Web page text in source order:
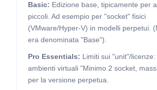
Basic: Edizione base, tipicamente per
piccoli. Ad esempio per "socket" fisici
(VMware/Hyper-V) in modelli perpetui.
era denominata "Base").
Pro Essentials: Limiti sui "unit"/
ambienti virtuali "Minimo 2 socket,
per la versione perpetua.